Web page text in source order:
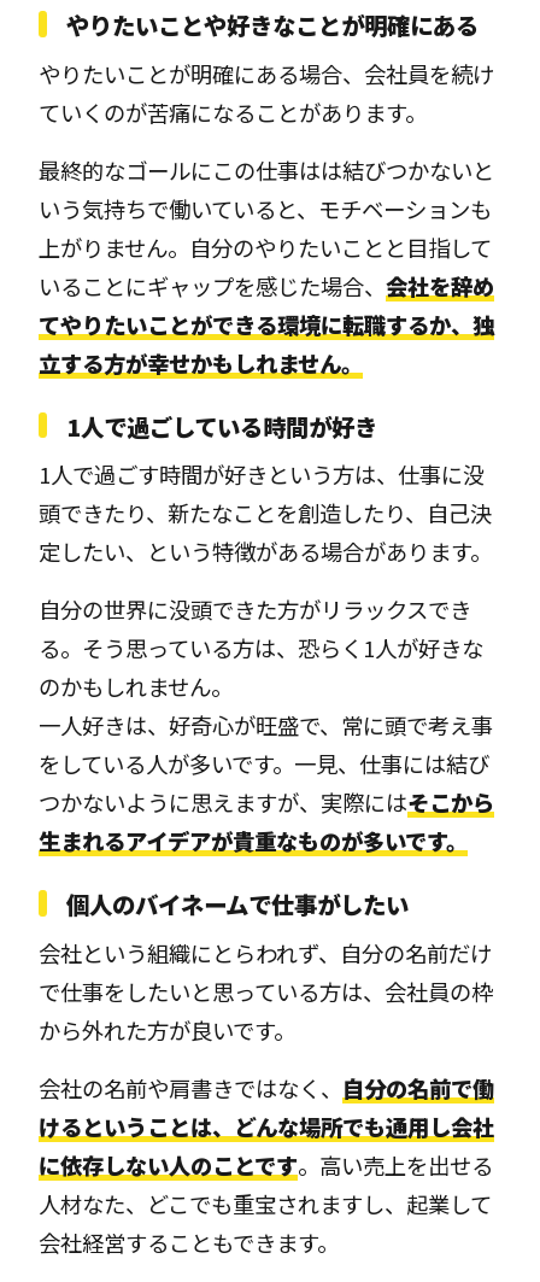
やりたいことや好きなことが明確にある
やりたいことが明確にある場合、会社員を続け
ていくのが苦痛になることがあります。
最終的なゴールにこの仕事はは結びつかないと
いう気持ちで働いていると、モチベーションも
上がりません。自分のやりたいことと目指して
いることにギャップを感じた場合、会社を辞め
てやりたいことができる環境に転職するか、独
立する方が幸せかもしれません。
1人で過ごしている時間が好き
1人で過ごす時間が好きという方は、仕事に没
頭できたり、新たなことを創造したり、自己決
定したい、という特徴がある場合があります。
自分の世界に没頭できた方がリラックスでき
る。そう思っている方は、恐らく1人が好きな
のかもしれません。
一人好きは、好奇心が旺盛で、常に頭で考え事
をしている人が多いです。一見、仕事には結び
つかないように思えますが、実際にはそこから
生まれるアイデアが貴重なものが多いです。
個人のバイネームで仕事がしたい
会社という組織にとらわれず、自分の名前だけ
で仕事をしたいと思っている方は、会社員の枠
から外れた方が良いです。
会社の名前や肩書きではなく、 自分の名前で働
けるということは、どんな場所でも通用し会社
に依存しない人のことです。高い売上を出せる
人材なた、どこでも重宝されますし、起業して
会社経営することもできます。